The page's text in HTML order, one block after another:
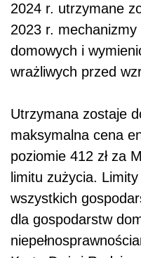
2024 r. utrzymane
2023 r.
domowych i
wrażliwych przed
Utrzymana zostaje
maksymalna cena
poziomie 412 zł za
limitu zużycia.
wszystkich
dla gospodarstw